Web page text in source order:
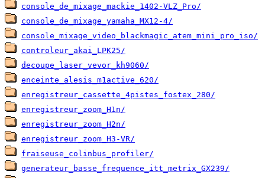
console_de_mixage_mackie_1402-VLZ_Pro/
console_de_mixage_yamaha_MX12-4/
console_mixage_video_blackmagic_atem_mini_pro_iso/
controleur_akai_LPK25/
decoupe_laser_vevor_kh9060/
enceinte_alesis_m1active_620/
enregistreur_cassette_4pistes_fostex_280/
enregistreur_zoom_H1n/
enregistreur_zoom_H2n/
enregistreur_zoom_H3-VR/
fraiseuse_colinbus_profiler/
generateur_basse_frequence_itt_metrix_GX239/